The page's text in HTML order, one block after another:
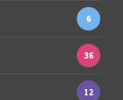
6
36
12